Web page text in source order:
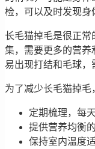
检，可以及时发现身
长毛猫掉毛是很正
集，需要更多的营养
易出现打结和毛球，
为了减少长毛猫掉毛
定期梳理，每
提供营养均衡
保持室内温度